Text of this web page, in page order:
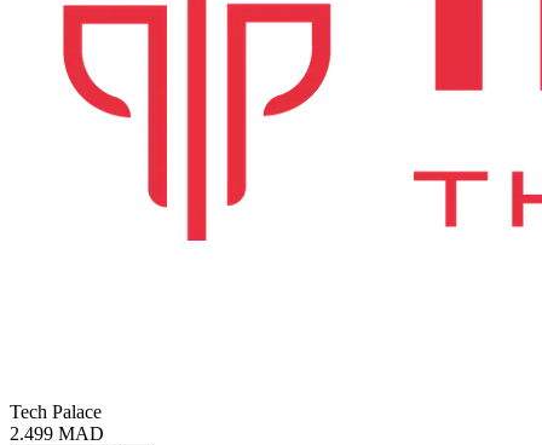
Tech Palace
2.499 MAD